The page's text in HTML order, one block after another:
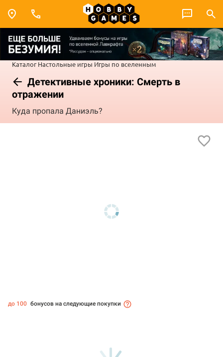
Каталог Настольные игры Игры по вселенным
Детективные хроники: Смерть в
отражении
Куда пропала Даниэль?
до 100 бонусов на следующие покупки